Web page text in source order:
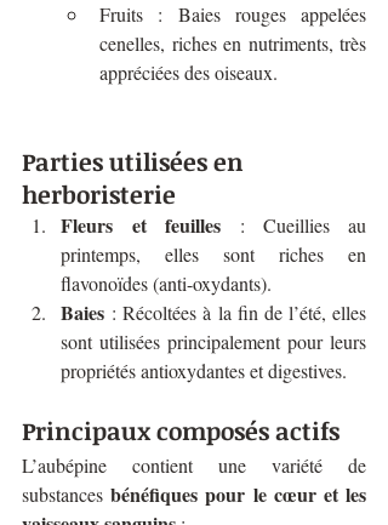
Fruits : Baies rouges appelées
cenelles, riches en nutriments, très
appréciées des oiseaux.
Parties utilisées en
herboristerie
Fleurs et feuilles : Cueillies au
printemps, elles sont riches en
flavonoïdes (anti-oxydants).
Baies : Récoltées à la fin de l’été, elles
sont utilisées principalement pour leurs
propriétés antioxydantes et digestives.
Principaux composés actifs
L’aubépine contient une variété de
substances bénéfiques pour le cœur et les